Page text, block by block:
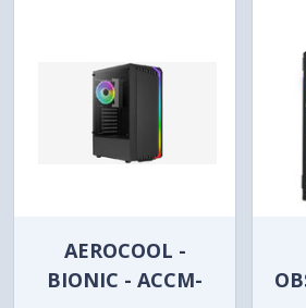
AEROCOOL -
BIONIC - ACCM-